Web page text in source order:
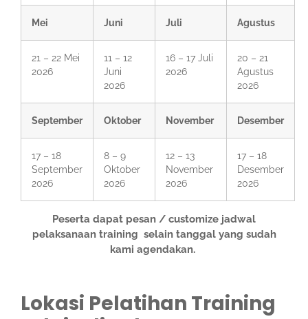
Mei Juni Juli Agustus
21 – 22 Mei
2026
11 – 12
Juni
2026
16 – 17 Juli
2026
20 – 21
Agustus
2026
September Oktober November Desember
17 – 18
September
2026
8 – 9
Oktober
2026
12 – 13
November
2026
17 – 18
Desember
2026
Peserta dapat pesan / customize jadwal
pelaksanaan training selain tanggal yang sudah
kami agendakan.
Lokasi Pelatihan Training